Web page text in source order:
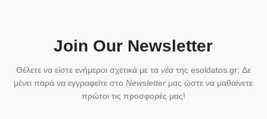
Join Our Newsletter
Θέλετε να είστε ενήμεροι σχετικά με τα νέατης esoldatos.gr; Δε
μένει παρά να εγγραφείτε στοNewsletter μας ώστε να μαθαίνετε
πρώτοι τις προσφορές μας!